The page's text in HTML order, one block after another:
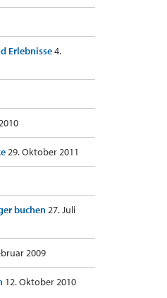
Erlebnisse4.
29. Oktober 2011
buchen27. Juli
2009
12. Oktober 2010